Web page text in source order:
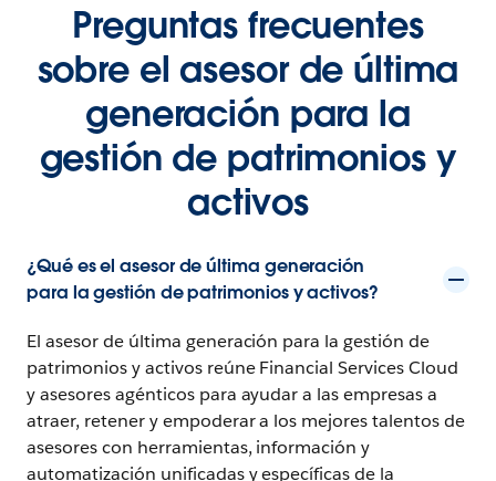
Preguntas frecuentes
sobre el asesor de última
generación para la
gestión de patrimonios y
activos
¿Qué es el asesor de última generación
para la gestión de patrimonios y activos?
El asesor de última generación para la gestión de
patrimonios y activos reúne Financial Services Cloud
y asesores agénticos para ayudar a las empresas a
atraer, retener y empoderar a los mejores talentos de
asesores con herramientas, información y
automatización unificadas y específicas de la